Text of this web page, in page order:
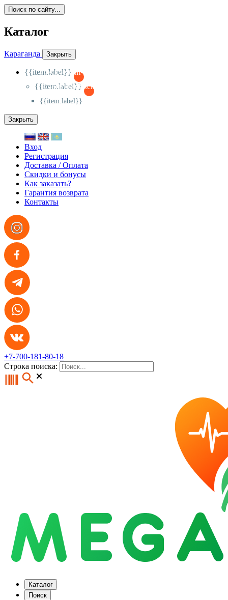
Поиск по сайту...
Каталог
Караганда Закрыть
{{item.label}}
{{activeItem==item.id?'-
{{item.label}}
{{activeSubitem==item.id?'-
{{item.label}}
Закрыть
Вход
Регистрация
Доставка / Оплата
Скидки и бонусы
Как заказать?
Гарантия возврата
Контакты
+7-700-181-80-18
Строка поиска:
Каталог
Поиск